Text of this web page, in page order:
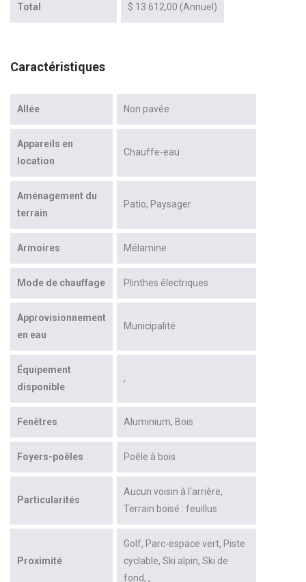
Total $ 13 612,00 (Annuel)
Caractéristiques
Allée Non pavée
Appareils en
location
Chauffe-eau
Aménagement du
terrain
Patio Paysager
Armoires Mélamine
Mode de chauffage Plinthes électriques
Approvisionnement
en eau
Municipalité
Équipement
disponible
Fenêtres Aluminium Bois
Foyers-poêles Poêle à bois
Particularités
Aucun voisin à l'arrière
Terrain boisé : feuillus
Proximité
Golf Parc-espace vert Piste
cyclable Ski alpin Ski de
fond